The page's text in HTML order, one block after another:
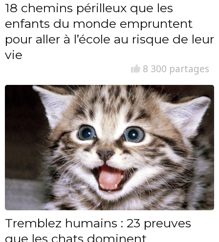
18 chemins périlleux que les
enfants du monde empruntent
pour aller à l’école au risque de leur
vie
8 300 partages
Tremblez humains : 23 preuves
que les chats dominent